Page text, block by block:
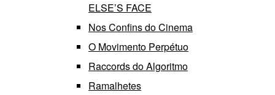
ELSE’S FACE
Nos Confins do Cinema
O Movimento Perpétuo
Raccords do Algoritmo
Ramalhetes